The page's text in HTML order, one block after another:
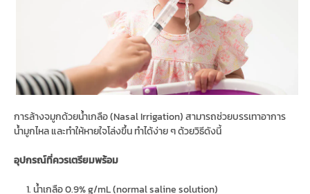
การล้างจมูกด้วยน้ำเกลือ (Nasal Irrigation) สามารถช่วยบรรเทาอาการ
น้ำมูกไหล และทำให้หายใจโล่งขึ้น ทำได้ง่าย ๆ ด้วยวิธีดังนี้
อุปกรณ์ที่ควรเตรียมพร้อม
น้ำเกลือ 0.9% g/mL (normal saline solution)